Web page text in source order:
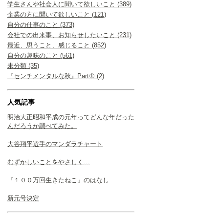
学生さんや社会人に聞いて欲しいこと (389)
企業の方に聞いて欲しいこと (121)
自分の仕事のこと (373)
会社での出来事、お知らせしたいこと (231)
最近、思うこと、感じること (852)
自分の趣味のこと (561)
未分類 (35)
『センチメンタルな秋』Part① (2)
人気記事
明治大正昭和平成の元年ってどんな年だった
んだろうか調べてみた。
大谷翔平選手のマンダラチャート
むずかしいことをやさしく…
『１００万回生きたねこ』のはなし
新元号決定